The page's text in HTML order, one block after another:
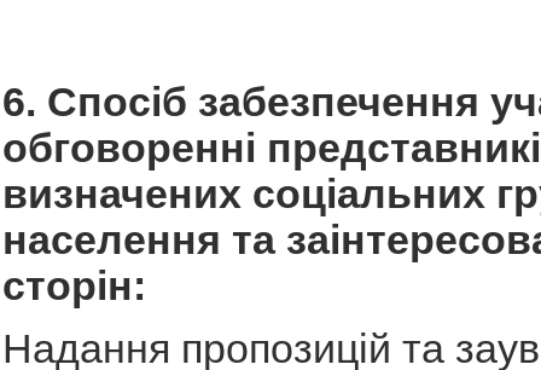
6. Спосіб забезпечення
обговоренні
визначених соціальних
населення та
сторін:
Надання пропозицій та